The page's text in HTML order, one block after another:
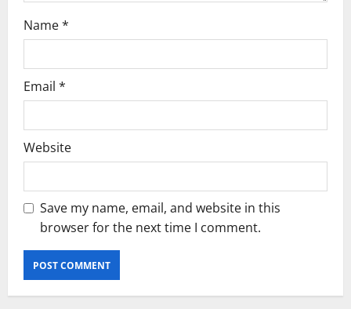
Name*
Email *
Website
Save my name, email, and website in this
browser for the next time I comment.